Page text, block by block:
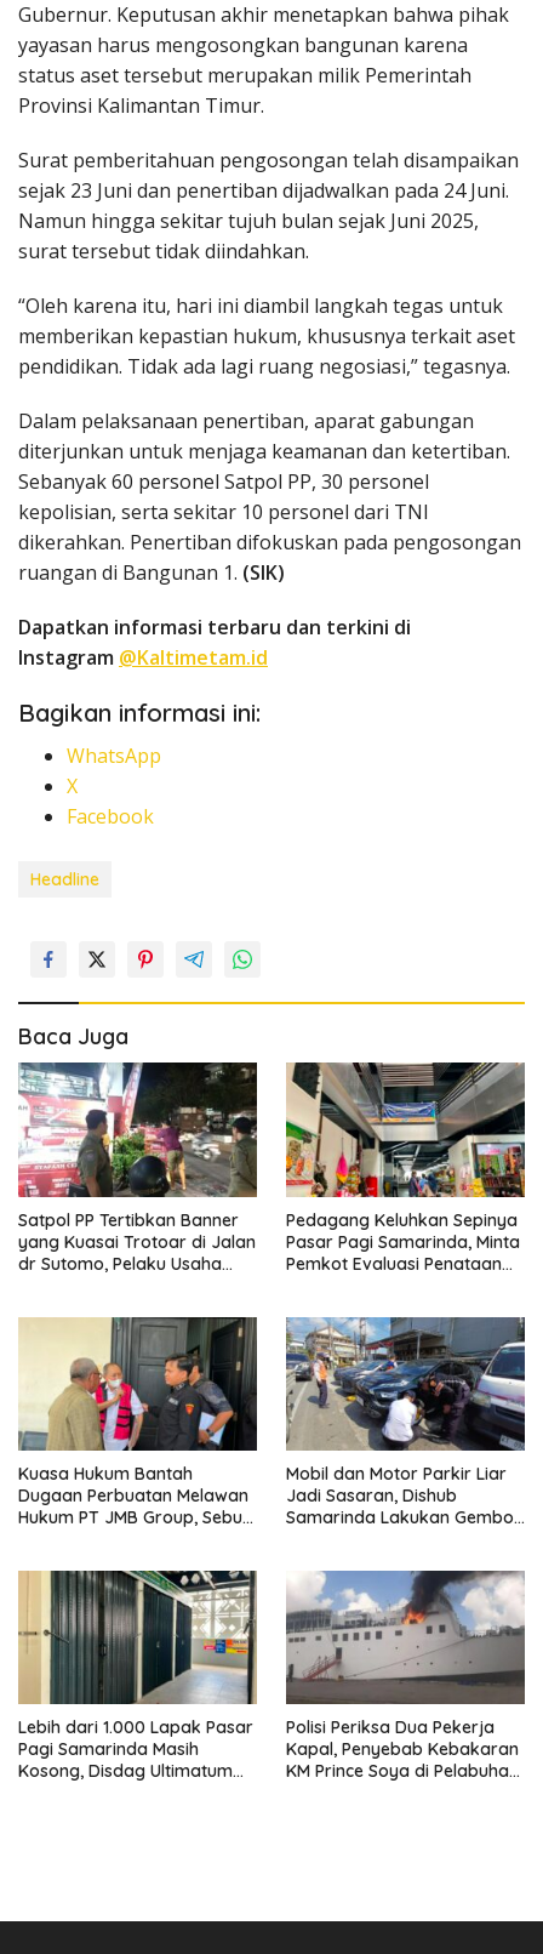
Gubernur. Keputusan akhir menetapkan bahwa pihak
yayasan harus mengosongkan bangunan karena
status aset tersebut merupakan milik Pemerintah
Provinsi Kalimantan Timur.
Surat pemberitahuan pengosongan telah disampaikan
sejak 23 Juni dan penertiban dijadwalkan pada 24 Juni.
Namun hingga sekitar tujuh bulan sejak Juni 2025,
surat tersebut tidak diindahkan.
“Oleh karena itu, hari ini diambil langkah tegas untuk
memberikan kepastian hukum, khususnya terkait aset
pendidikan. Tidak ada lagi ruang negosiasi,” tegasnya.
Dalam pelaksanaan penertiban, aparat gabungan
diterjunkan untuk menjaga keamanan dan ketertiban.
Sebanyak 60 personel Satpol PP, 30 personel
kepolisian, serta sekitar 10 personel dari TNI
dikerahkan. Penertiban difokuskan pada pengosongan
ruangan di Bangunan 1. (SIK)
Dapatkan informasi terbaru dan terkini di
Instagram @Kaltimetam.id
Bagikan informasi ini:
WhatsApp
X
Facebook
Headline
Baca Juga
Satpol PP Tertibkan Banner
yang Kuasai Trotoar di Jalan
dr Sutomo, Pelaku Usaha
Pedagang Keluhkan Sepinya
Pasar Pagi Samarinda, Minta
Pemkot Evaluasi Penataan
Kuasa Hukum Bantah
Dugaan Perbuatan Melawan
Hukum PT JMB Group, Sebut
Mobil dan Motor Parkir Liar
Jadi Sasaran, Dishub
Samarinda Lakukan Gembok
Lebih dari 1.000 Lapak Pasar
Pagi Samarinda Masih
Kosong, Disdag Ultimatum
Polisi Periksa Dua Pekerja
Kapal, Penyebab Kebakaran
KM Prince Soya di Pelabuhan